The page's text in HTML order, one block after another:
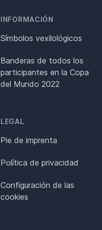
INFORMACIÓN
Símbolos vexilológicos
Banderas de todos los
participantes en la Copa
del Mundo 2022
LEGAL
Pie de imprenta
Política de privacidad
Configuración de las
cookies